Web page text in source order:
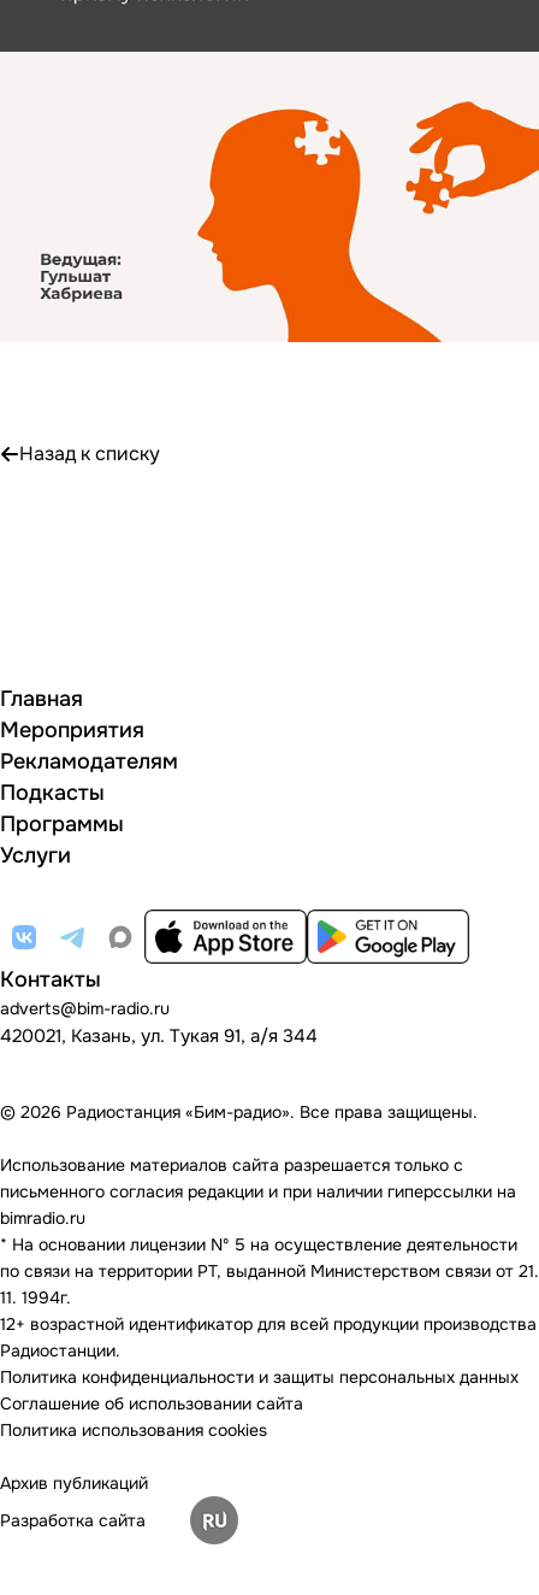
Назад к списку
Главная
Мероприятия
Рекламодателям
Подкасты
Программы
Услуги
Контакты
adverts@bim-radio.ru
420021, Казань, ул. Тукая 91, а/я 344
© 2026 Радиостанция «Бим-радио». Все права защищены.
Использование материалов сайта разрешается только с
письменного согласия редакции и при наличии гиперссылки на
bimradio.ru
* На основании лицензии Nº 5 на осуществление деятельности
по связи на территории РТ, выданной Министерством связи от 21.
11. 1994г.
12+ возрастной идентификатор для всей продукции производства
Радиостанции.
Политика конфиденциальности и защиты персональных данных
Соглашение об использовании сайта
Политика использования cookies
Архив публикаций
Разработка сайта